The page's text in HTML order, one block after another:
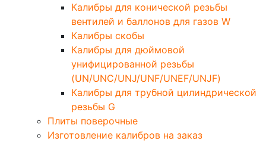
Калибры для конической резьбы
вентилей и баллонов для газов W
Калибры скобы
Калибры для дюймовой
унифицированной резьбы
(UN/UNC/UNJ/UNF/UNEF/UNJF)
Калибры для трубной цилиндрической
резьбы G
Плиты поверочные
Изготовление калибров на заказ